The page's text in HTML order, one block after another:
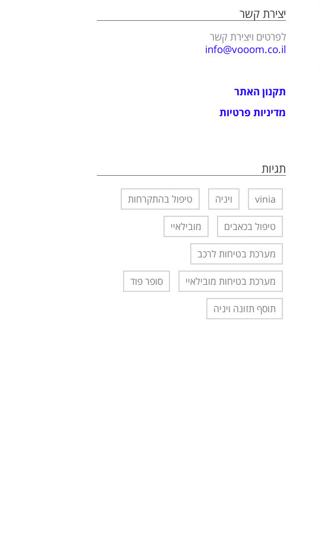
יצירת קשר
לפרטים ויצירת קשר
info@vooom.co.il
תקנון האתר
מדיניות פרטיות
תגיות
vinia ויניה טיפול בהתקרחות
טיפול בכאבים מובילאיי
מערכת בטיחות לרכב
מערכת בטיחות מובילאיי סופר פוד
תוסף תזונה ויניה